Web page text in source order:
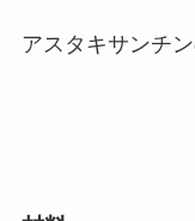
アスタキサンチ